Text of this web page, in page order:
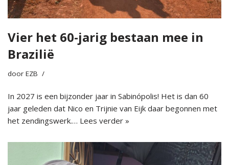
Vier het 60-jarig bestaan mee in
Brazilië
door EZB
In 2027 is een bijzonder jaar in Sabinópolis! Het is dan 60
jaar geleden dat Nico en Trijnie van Eijk daar begonnen met
het zendingswerk.… Lees verder »